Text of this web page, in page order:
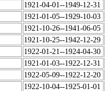
1921-04-01--1949-12-31
1921-01-05--1929-10-03
1921-10-26--1941-06-05
1921-10-25--1942-12-29
1922-01-21--1924-04-30
1921-01-03--1922-12-31
1922-05-09--1922-12-20
1922-10-04--1925-01-01